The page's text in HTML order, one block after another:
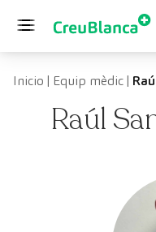
Inicio | Equip mèdic|
Raúl